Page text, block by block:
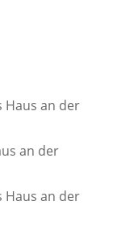
Haus an der
an der
Haus an der